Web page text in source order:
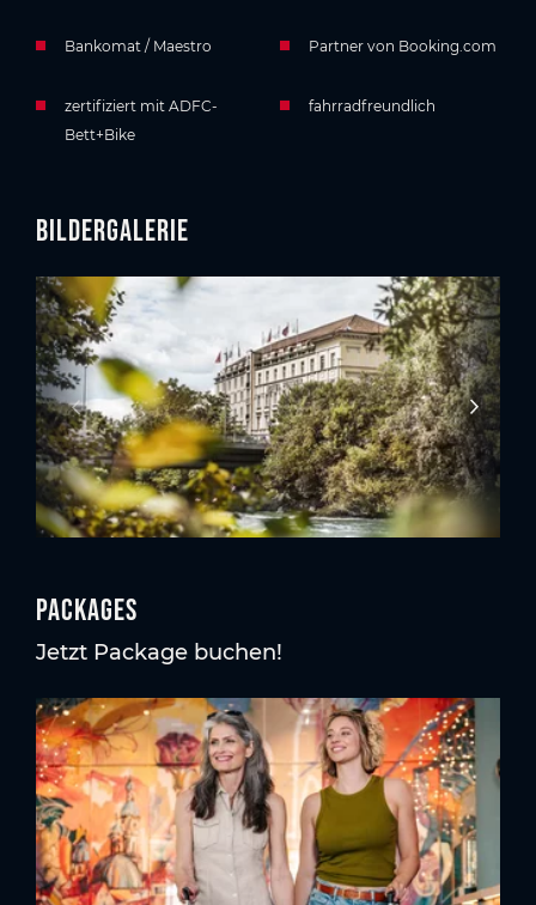
Bankomat / Maestro Partner von Booking.com
zertifiziert mit ADFC-
Bett+Bike
fahrradfreundlich
Bildergalerie
Packages
Jetzt Package buchen!